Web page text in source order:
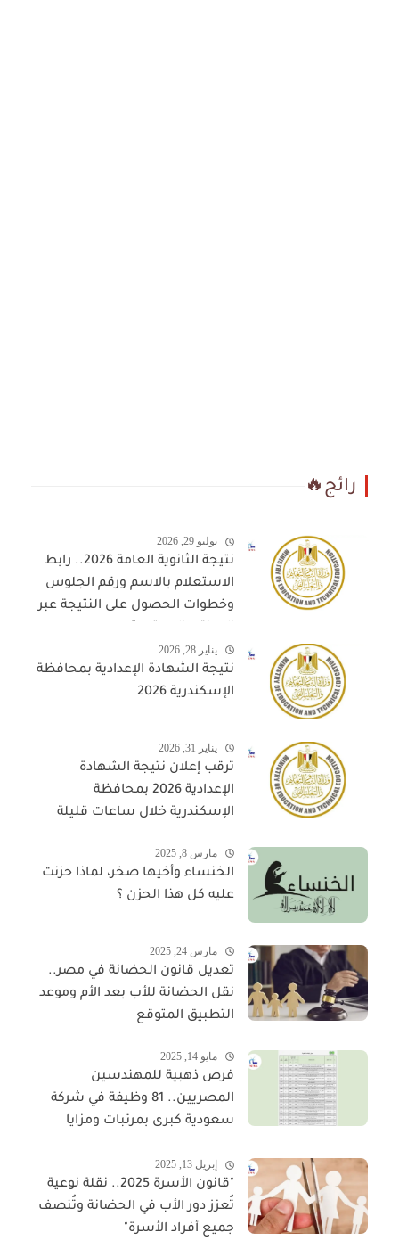
رائج🔥
يوليو 29, 2026
نتيجة الثانوية العامة 2026.. رابط
الاستعلام بالاسم ورقم الجلوس
وخطوات الحصول على النتيجة عبر
يناير 28, 2026
نتيجة الشهادة الإعدادية بمحافظة
الإسكندرية 2026
يناير 31, 2026
ترقب إعلان نتيجة الشهادة
الإعدادية 2026 بمحافظة
الإسكندرية خلال ساعات قليلة
مارس 8, 2025
الخنساء وأخيها صخر، لماذا حزنت
عليه كل هذا الحزن ؟
مارس 24, 2025
تعديل قانون الحضانة في مصر..
نقل الحضانة للأب بعد الأم وموعد
التطبيق المتوقع
مايو 14, 2025
فرص ذهبية للمهندسين
المصريين.. 81 وظيفة في شركة
سعودية كبرى بمرتبات ومزايا
إبريل 13, 2025
"قانون الأسرة 2025.. نقلة نوعية
تُعزز دور الأب في الحضانة وتُنصف
جميع أفراد الأسرة"